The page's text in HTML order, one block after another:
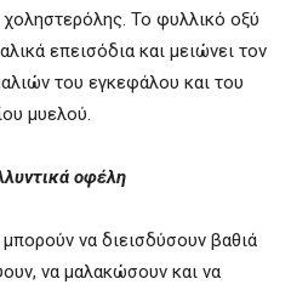
χοληστερόλης. Το φυλλικό οξύ
επεισόδια και μειώνει τον
του εγκεφάλου και του
μυελού.
οφέλη
να διεισδύσουν βαθιά
να μαλακώσουν και να